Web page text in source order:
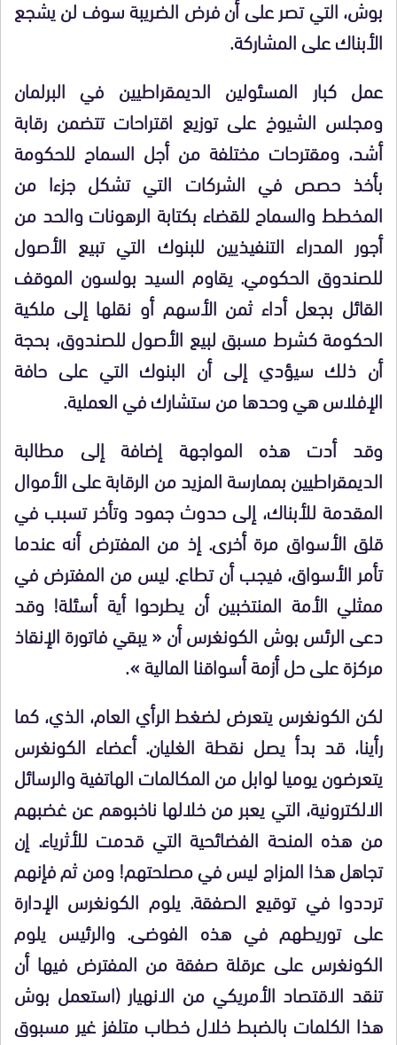
بوش، التي تصر على أن فرض الضريبة سوف لن يشجع
الأبناك على المشاركة.
عمل كبار المسئولين الديمقراطيين في البرلمان
ومجلس الشيوخ على توزيع اقتراحات تتضمن رقابة
أشد، ومقترحات مختلفة من أجل السماح للحكومة
بأخذ حصص في الشركات التي تشكل جزءا من
المخطط والسماح للقضاء بكتابة الرهونات والحد من
أجور المدراء التنفيذيين للبنوك التي تبيع الأصول
للصندوق الحكومي. يقاوم السيد بولسون الموقف
القائل بجعل أداء ثمن الأسهم أو نقلها إلى ملكية
الحكومة كشرط مسبق لبيع الأصول للصندوق، بحجة
أن ذلك سيؤدي إلى أن البنوك التي على حافة
الإفلاس هي وحدها من ستشارك في العملية.
وقد أدت هذه المواجهة إضافة إلى مطالبة
الديمقراطيين بممارسة المزيد من الرقابة على الأموال
المقدمة للأبناك، إلى حدوث جمود وتأخر تسبب في
قلق الأسواق مرة أخرى. إذ من المفترض أنه عندما
تأمر الأسواق، فيجب أن تطاع. ليس من المفترض في
ممثلي الأمة المنتخبين أن يطرحوا أية أسئلة! وقد
دعى الرئس بوش الكونغرس أن « يبقي فاتورة الإنقاذ
مركزة على حل أزمة أسواقنا المالية ».
لكن الكونغرس يتعرض لضغط الرأي العام، الذي، كما
رأينا، قد بدأ يصل نقطة الغليان. أعضاء الكونغرس
يتعرضون يوميا لوابل من المكالمات الهاتفية والرسائل
الالكترونية، التي يعبر من خلالها ناخبوهم عن غضبهم
من هذه المنحة الفضائحية التي قدمت للأثرياء. إن
تجاهل هذا المزاج ليس في مصلحتهم! ومن ثم فإنهم
ترددوا في توقيع الصفقة. يلوم الكونغرس الإدارة
على توريطهم في هذه الفوضى. والرئيس يلوم
الكونغرس على عرقلة صفقة من المفترض فيها أن
تنقد الاقتصاد الأمريكي من الانهيار (استعمل بوش
هذا الكلمات بالضبط خلال خطاب متلفز غير مسبوق